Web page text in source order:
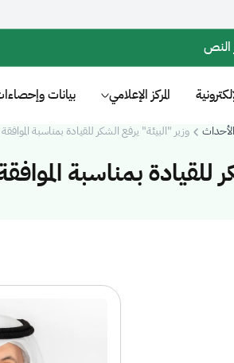
النص
المركز الإعلامي بيانات
وزير "البيئة" يرفع الشكر للقيادة بمناسبة
للقيادة بمناسبة